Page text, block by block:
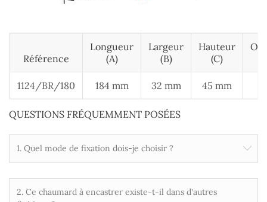
Référence
Longueur
(A)
Largeur
(B)
Hauteur
(C)
1124/BR/180 184 mm 32 mm 45 mm
QUESTIONS FRÉQUEMMENT POSÉES
1. Quel mode de fixation dois-je choisir ?
2. Ce chaumard à encastrer existe-t-il dans d'autres